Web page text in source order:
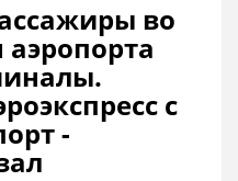
во
с
-